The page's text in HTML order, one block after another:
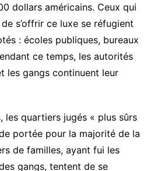
dollars américains. Ceux qui
s’offrir ce luxe se réfugient
: écoles publiques, bureaux
ce temps, les autorités
les gangs continuent leur
les quartiers jugés « plus sûrs
portée pour la majorité de la
de familles, ayant fui les
gangs, tentent de se